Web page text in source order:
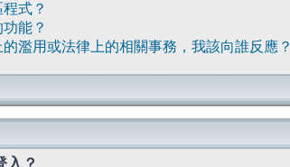
式？
能？
濫用或法律上的相關事務，我該向誰反應？
入？